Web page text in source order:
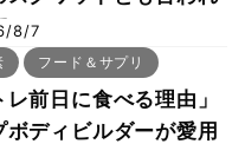
シン“ノーチラス・
バーマシン”とは？
8/7
フード＆サプリ
レ前日に食べる理由」
ボディビルダーが愛用